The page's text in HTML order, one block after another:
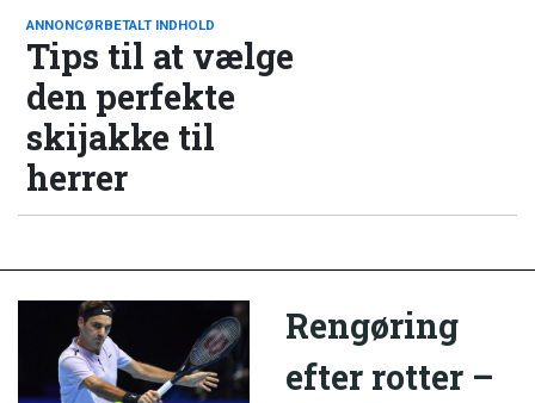
ANNONCØRBETALT INDHOLD
Tips til at vælge
den perfekte
skijakke til
herrer
Rengøring
efter rotter –